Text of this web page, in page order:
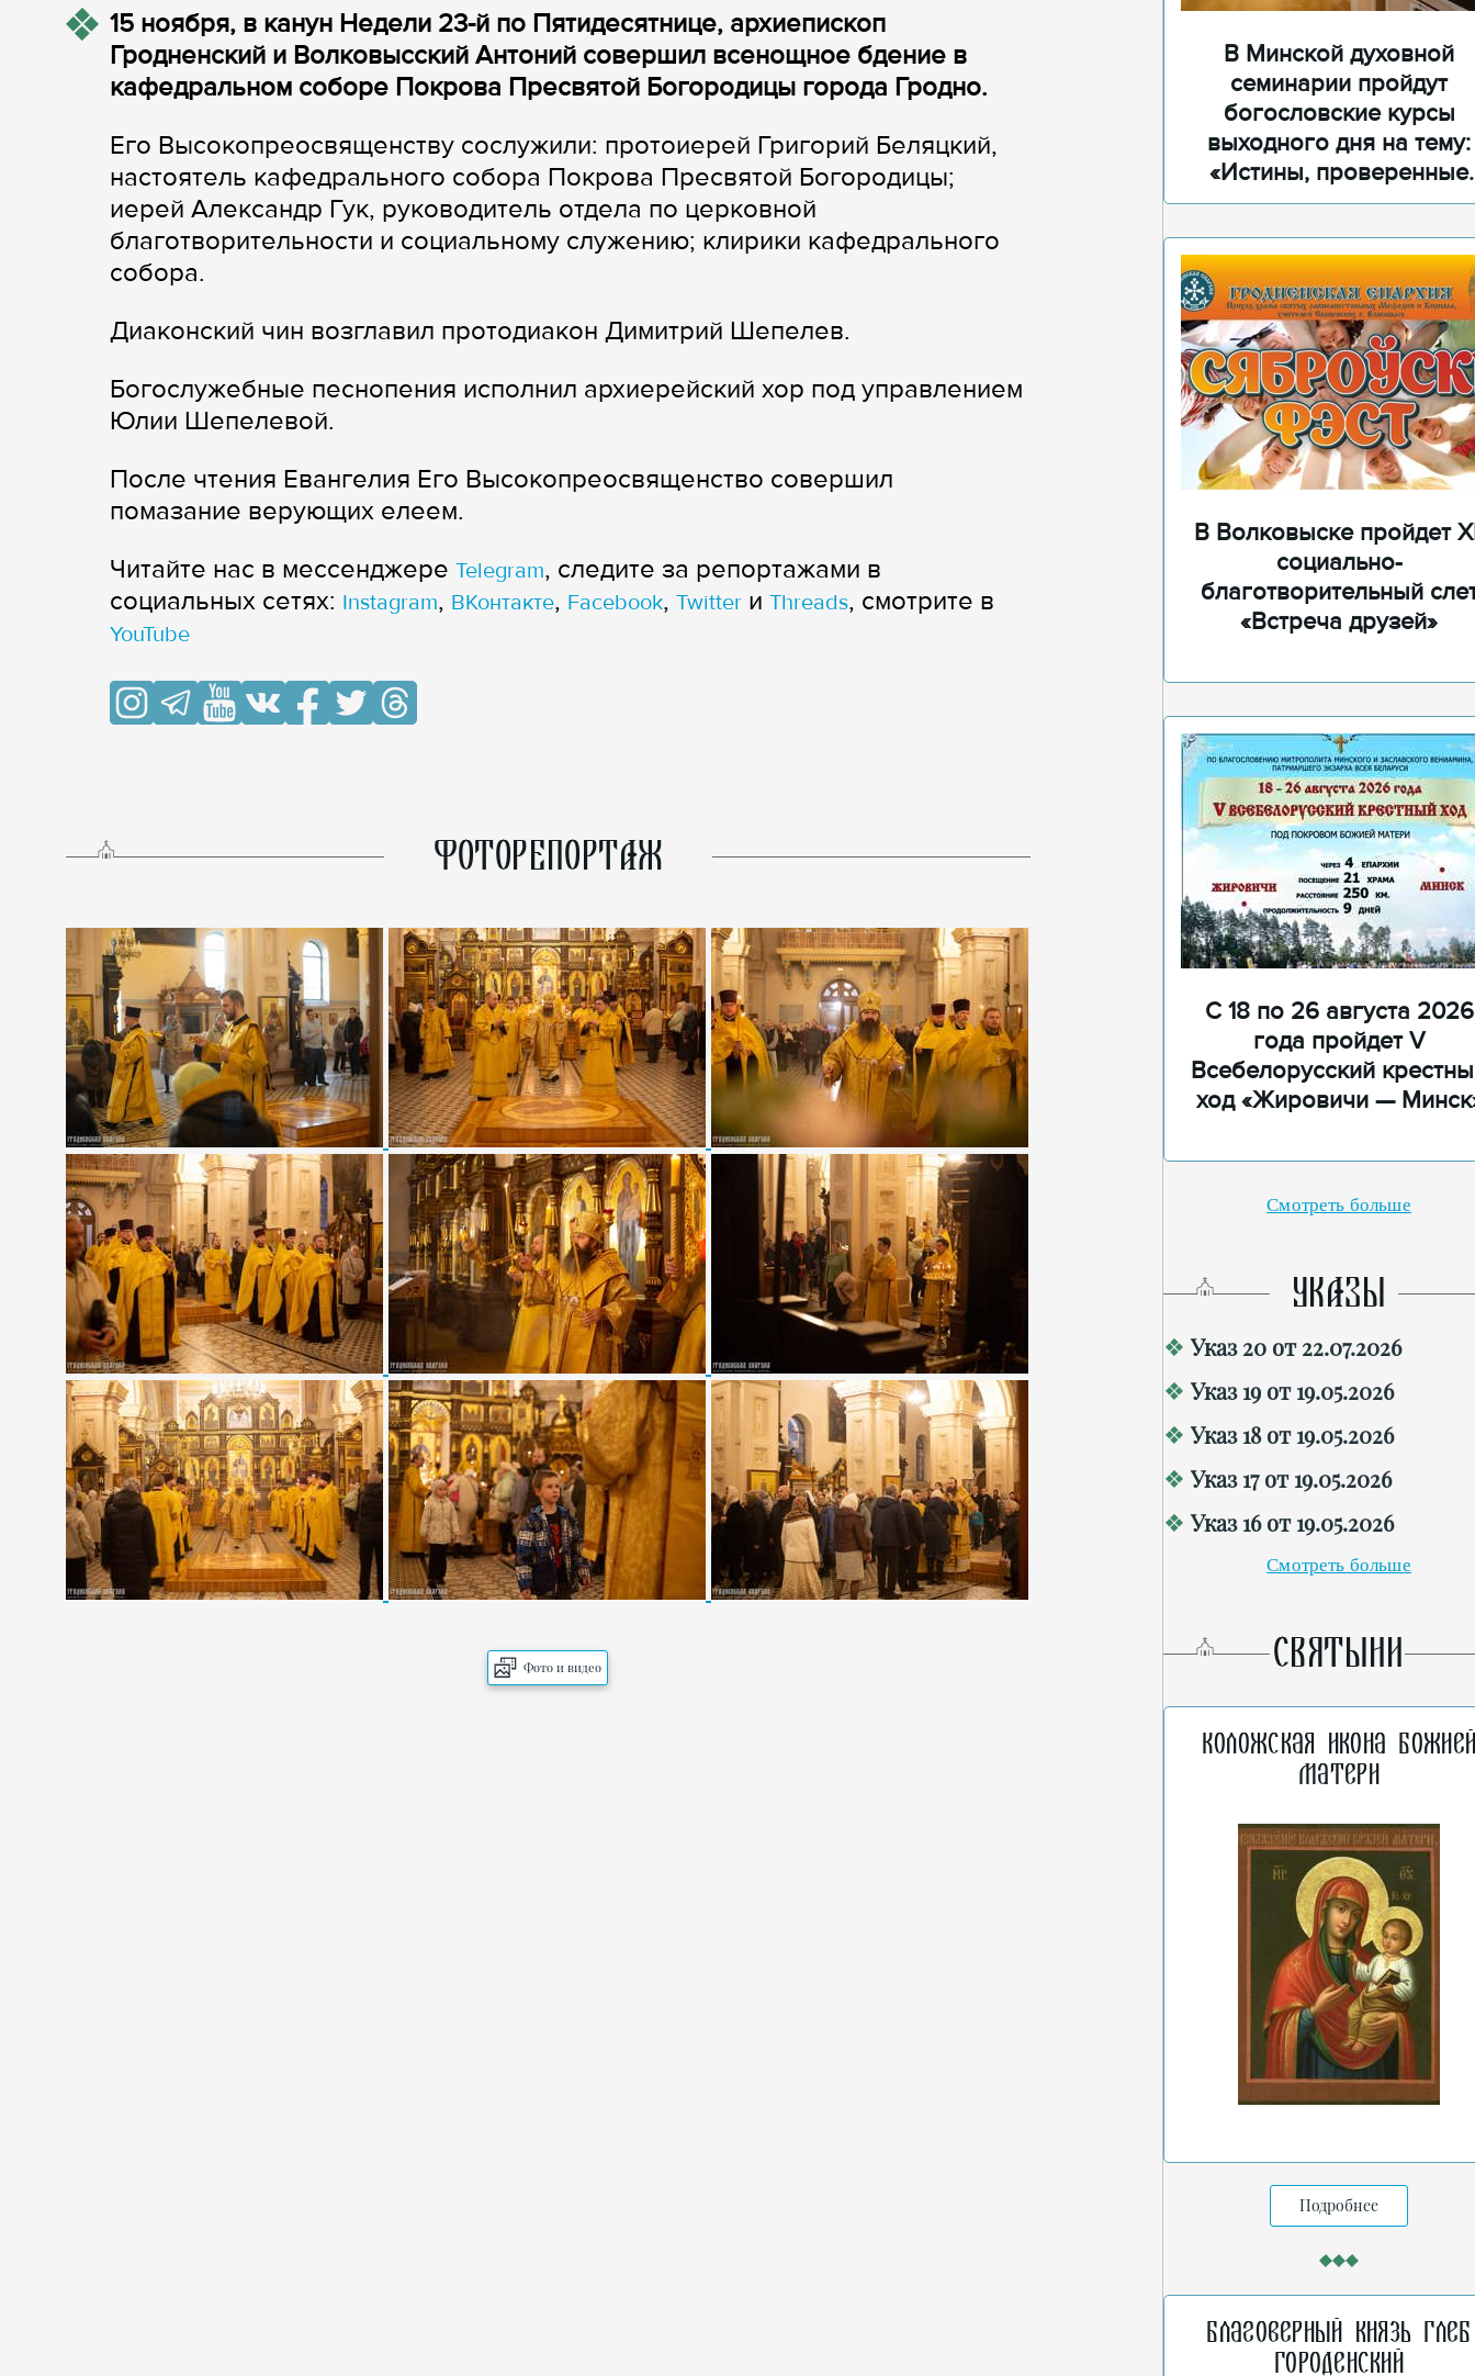
15 ноября, в канун Недели 23-й по Пятидесятнице, архиепископ
Гродненский и Волковысский Антоний совершил всенощное бдение в
кафедральном соборе Покрова Пресвятой Богородицы города Гродно.
Его Высокопреосвященству сослужили: протоиерей Григорий Беляцкий,
настоятель кафедрального собора Покрова Пресвятой Богородицы;
иерей Александр Гук, руководитель отдела по церковной
благотворительности и социальному служению; клирики кафедрального
собора.
Диаконский чин возглавил протодиакон Димитрий Шепелев.
Богослужебные песнопения исполнил архиерейский хор под управлением
Юлии Шепелевой.
После чтения Евангелия Его Высокопреосвященство совершил
помазание верующих елеем.
Читайте нас в мессенджере Telegram, следите за репортажами в
cоциальных сетях: Instagram, ВКонтакте, Facebook, Twitter и Threads, смотрите в
YouTube
ФОТОРЕПОРТАЖ
Фото и видео
В Минской духовной
семинарии пройдут
богословские курсы
выходного дня на тему:
«Истины, проверенные
временем»
В Волковыске пройдет
социально-
благотворительный
«Встреча друзей»
С 18 по 26 августа 2026
года пройдет V
Всебелорусский
ход «Жировичи —
Смотреть больше
УКАЗЫ
Указ 20 от 22.07.2026
Указ 19 от 19.05.2026
Указ 18 от 19.05.2026
Указ 17 от 19.05.2026
Указ 16 от 19.05.2026
Смотреть больше
СВЯТЫНИ
Коложская икона
Матери
Подробнее
Благоверный князь Глеб
Городенский